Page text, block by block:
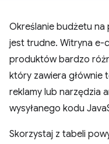
Określanie budżetu
jest trudne. Witryna e-
produktów bardzo
który zawiera głównie
reklamy lub narzędzia
wysyłanego kodu
Skorzystaj z tabeli